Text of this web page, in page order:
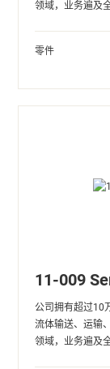
领域，业务遍及
零件
11-009
公司拥有超过10
流体输送、运输
领域，业务遍及